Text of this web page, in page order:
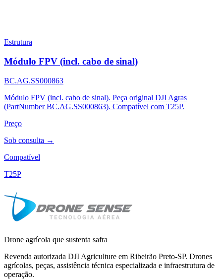
Estrutura
Módulo FPV (incl. cabo de sinal)
BC.AG.SS000863
Módulo FPV (incl. cabo de sinal). Peça original DJI Agras
(PartNumber BC.AG.SS000863). Compatível com T25P.
Preço
Sob consulta →
Compatível
T25P
Drone agrícola que sustenta safra
Revenda autorizada DJI Agriculture em Ribeirão Preto-SP. Drones
agrícolas, peças, assistência técnica especializada e infraestrutura de
operação.